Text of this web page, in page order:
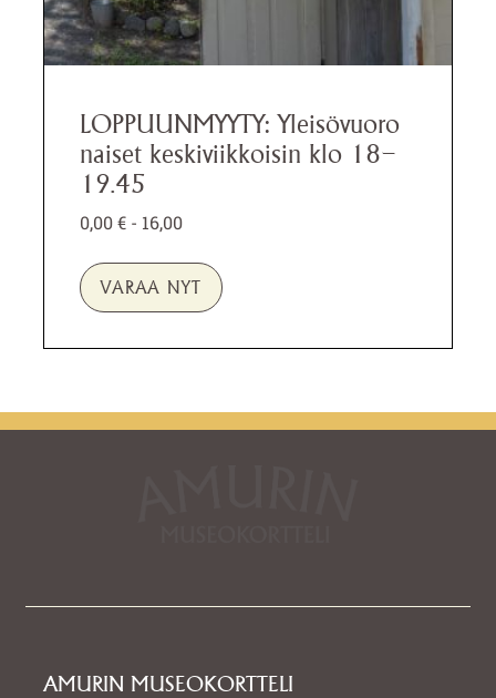
LOPPUUNMYYTY: Yleisövuoro
naiset keskiviikkoisin klo 18–
19.45
0,00€ - 16,00
VARAA NYT
AMURIN MUSEOKORTTELI